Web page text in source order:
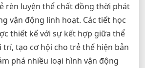
rèn luyện thể chất đồng thời phát
vận động linh hoạt. Các tiết học
thiết kế với sự kết hợp giữa thể
trí, tạo cơ hội cho trẻ thể hiện bản
phá nhiều loại hình vận động